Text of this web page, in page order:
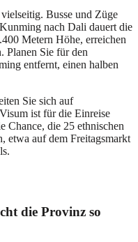
Busse und Züge
nach Dali dauert die
Metern Höhe, erreichen
Planen Sie für den
entfernt, einen halben
Sie sich auf
ist für die Einreise
Chance, die 25 ethnischen
etwa auf dem Freitagsmarkt
die Provinz so